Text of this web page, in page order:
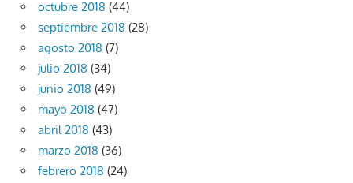
octubre 2018 (44)
septiembre 2018 (28)
agosto 2018 (7)
julio 2018 (34)
junio 2018 (49)
mayo 2018 (47)
abril 2018 (43)
marzo 2018 (36)
febrero 2018 (24)